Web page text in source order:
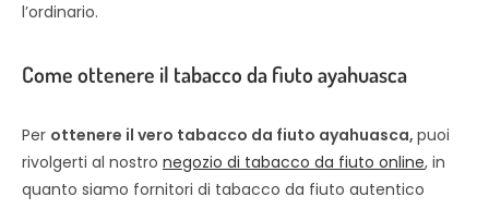
l’ordinario.
Come ottenere il tabacco da fiuto ayahuasca
Per ottenere il vero tabacco da fiuto ayahuasca, puoi
rivolgerti al nostro negozio di tabacco da fiuto online, in
quanto siamo fornitori di tabacco da fiuto autentico